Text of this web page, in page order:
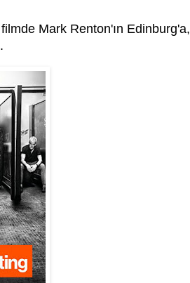
Mark Renton'ın Edinburg'a,